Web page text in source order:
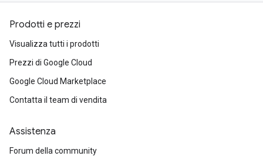
Prodotti e prezzi
Visualizza tutti i prodotti
Prezzi di Google Cloud
Google Cloud Marketplace
Contatta il team di vendita
Assistenza
Forum della community